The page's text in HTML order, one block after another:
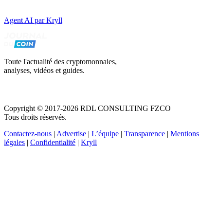
Agent AI par Kryll
Toute l'actualité des cryptomonnaies,
analyses, vidéos et guides.
Copyright © 2017-2026 RDL CONSULTING FZCO
Tous droits réservés.
Contactez-nous | Advertise | L’équipe | Transparence | Mentions
légales | Confidentialité | Kryll